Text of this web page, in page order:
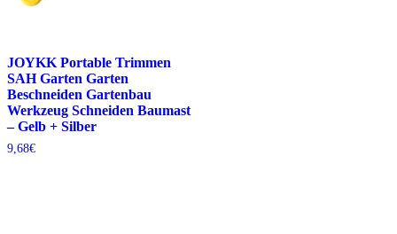
JOYKK Portable Trimmen
SAH Garten Garten
Beschneiden Gartenbau
Werkzeug Schneiden Baumast
– Gelb + Silber
9,68€